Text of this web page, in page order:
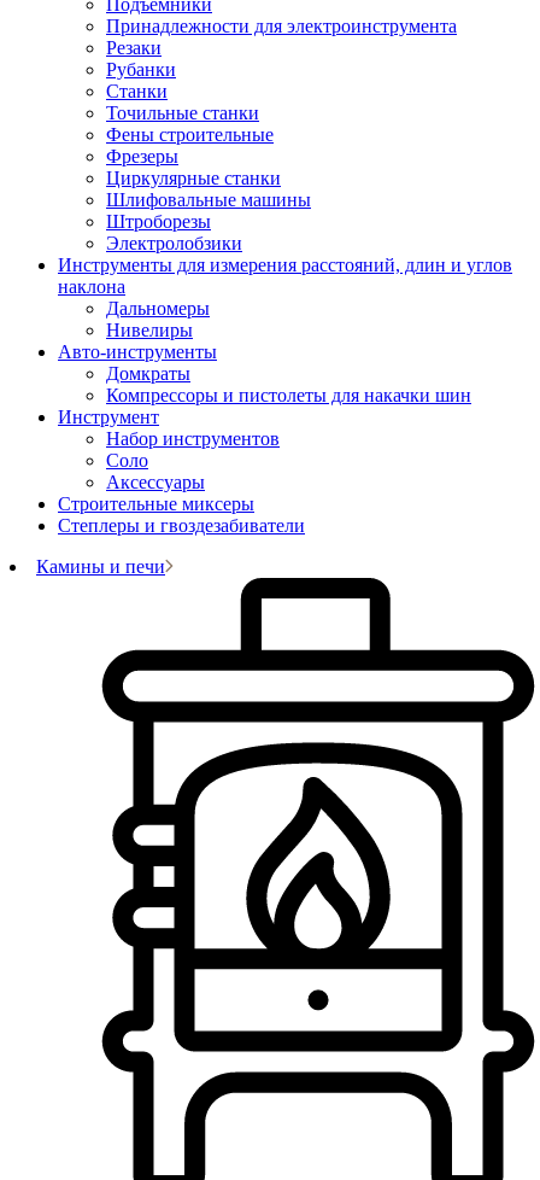
Подъемники
Принадлежности для электроинструмента
Резаки
Рубанки
Станки
Точильные станки
Фены строительные
Фрезеры
Циркулярные станки
Шлифовальные машины
Штроборезы
Электролобзики
Инструменты для измерения расстояний, длин и углов
наклона
Дальномеры
Нивелиры
Авто-инструменты
Домкраты
Компрессоры и пистолеты для накачки шин
Инструмент
Набор инструментов
Соло
Аксессуары
Строительные миксеры
Степлеры и гвоздезабиватели
Камины и печи